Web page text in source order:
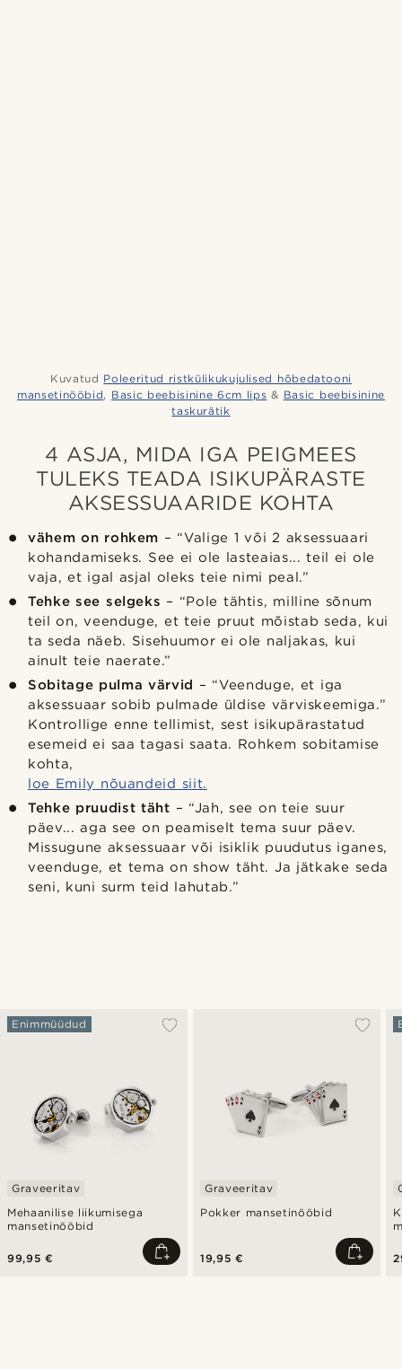
Kuvatud Poleeritud ristkülikukujulised hõbedatooni
mansetinööbid, Basic beebisinine 6cm lips & Basic beebisinine
taskurätik
4 ASJA, MIDA IGA PEIGMEES
TULEKS TEADA ISIKUPÄRASTE
AKSESSUAARIDE KOHTA
vähem on rohkem – “Valige 1 või 2 aksessuaari
kohandamiseks. See ei ole lasteaias... teil ei ole
vaja, et igal asjal oleks teie nimi peal.”
Tehke see selgeks – “Pole tähtis, milline sõnum
teil on, veenduge, et teie pruut mõistab seda, kui
ta seda näeb. Sisehuumor ei ole naljakas, kui
ainult teie naerate.”
Sobitage pulma värvid – “Veenduge, et iga
aksessuaar sobib pulmade üldise värviskeemiga.”
Kontrollige enne tellimist, sest isikupärastatud
esemeid ei saa tagasi saata. Rohkem sobitamise
kohta,
loe Emily nõuandeid siit.
Tehke pruudist täht – “Jah, see on teie suur
päev... aga see on peamiselt tema suur päev.
Missugune aksessuaar või isiklik puudutus iganes,
veenduge, et tema on show täht. Ja jätkake seda
seni, kuni surm teid lahutab.”
Mehaanilise liikumisega
mansetinööbid
Enimmüüdud
Graveeritav
99,95 €
Pokker mansetinööbid
Graveeritav
19,95 €